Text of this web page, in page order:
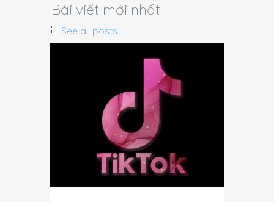
Bài viết mới nhất
See all posts